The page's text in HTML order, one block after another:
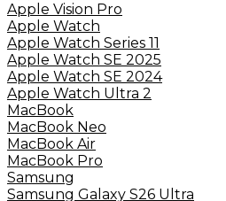
Apple Vision Pro
Apple Watch
Apple Watch Series 11
Apple Watch SE 2025
Apple Watch SE 2024
Apple Watch Ultra 2
MacBook
MacBook Neo
MacBook Air
MacBook Pro
Samsung
Samsung Galaxy S26 Ultra